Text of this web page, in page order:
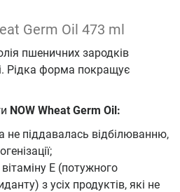
Germ Oil 473 ml
пшеничних зародків
Рідка форма покращує
NOW Wheat Germ Oil:
не піддавалась відбілюванню,
Е (потужного
з усіх продуктів, які не